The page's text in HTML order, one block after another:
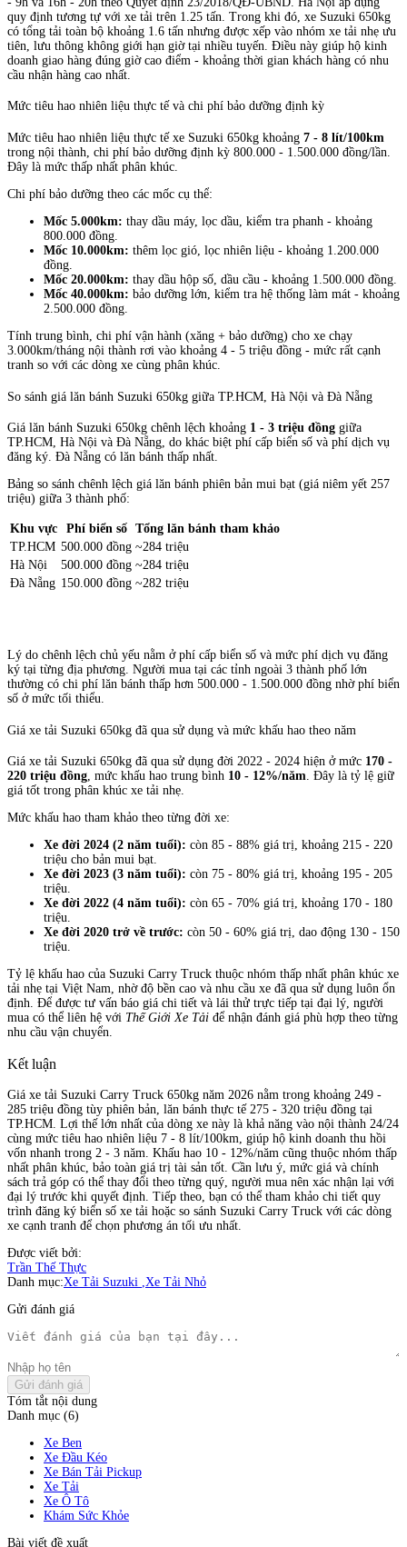
quy định tương tự với xe tải trên 1.25 tấn. Trong khi đó, xe Suzuki 650kg
có tổng tải toàn bộ khoảng 1.6 tấn nhưng được xếp vào nhóm xe tải nhẹ ưu
tiên, lưu thông không giới hạn giờ tại nhiều tuyến. Điều này giúp hộ kinh
doanh giao hàng đúng giờ cao điểm - khoảng thời gian khách hàng có nhu
cầu nhận hàng cao nhất.
Mức tiêu hao nhiên liệu thực tế và chi phí bảo dưỡng định kỳ
Mức tiêu hao nhiên liệu thực tế xe Suzuki 650kg khoảng 7 - 8 lít/100km
trong nội thành, chi phí bảo dưỡng định kỳ 800.000 - 1.500.000 đồng/lần.
Đây là mức thấp nhất phân khúc.
Chi phí bảo dưỡng theo các mốc cụ thể:
Mốc 5.000km: thay dầu máy, lọc dầu, kiểm tra phanh - khoảng
800.000 đồng.
Mốc 10.000km: thêm lọc gió, lọc nhiên liệu - khoảng 1.200.000
đồng.
Mốc 20.000km: thay dầu hộp số, dầu cầu - khoảng 1.500.000 đồng.
Mốc 40.000km: bảo dưỡng lớn, kiểm tra hệ thống làm mát - khoảng
2.500.000 đồng.
Tính trung bình, chi phí vận hành (xăng + bảo dưỡng) cho xe chạy
3.000km/tháng nội thành rơi vào khoảng 4 - 5 triệu đồng - mức rất cạnh
tranh so với các dòng xe cùng phân khúc.
So sánh giá lăn bánh Suzuki 650kg giữa TP.HCM, Hà Nội và Đà Nẵng
Giá lăn bánh Suzuki 650kg chênh lệch khoảng 1 - 3 triệu đồng giữa
TP.HCM, Hà Nội và Đà Nẵng, do khác biệt phí cấp biển số và phí dịch vụ
đăng ký. Đà Nẵng có lăn bánh thấp nhất.
Bảng so sánh chênh lệch giá lăn bánh phiên bản mui bạt (giá niêm yết 257
triệu) giữa 3 thành phố:
Khu vực Phí biển số
Tổng lăn bánh tham khảo
TP.HCM 500.000 đồng ~284 triệu
Hà Nội
500.000 đồng ~284 triệu
Đà Nẵng 150.000 đồng ~282 triệu
Lý do chênh lệch chủ yếu nằm ở phí cấp biển số và mức phí dịch vụ đăng
ký tại từng địa phương. Người mua tại các tỉnh ngoài 3 thành phố lớn
thường có chi phí lăn bánh thấp hơn 500.000 - 1.500.000 đồng nhờ phí biển
số ở mức tối thiểu.
Giá xe tải Suzuki 650kg đã qua sử dụng và mức khấu hao theo năm
Giá xe tải Suzuki 650kg đã qua sử dụng đời 2022 - 2024 hiện ở mức 170 -
220 triệu đồng, mức khấu hao trung bình 10 - 12%/năm. Đây là tỷ lệ giữ
giá tốt trong phân khúc xe tải nhẹ.
Mức khấu hao tham khảo theo từng đời xe:
Xe đời 2024 (2 năm tuổi): còn 85 - 88% giá trị, khoảng 215 - 220
triệu cho bản mui bạt.
Xe đời 2023 (3 năm tuổi): còn 75 - 80% giá trị, khoảng 195 - 205
triệu.
Xe đời 2022 (4 năm tuổi): còn 65 - 70% giá trị, khoảng 170 - 180
triệu.
Xe đời 2020 trở về trước: còn 50 - 60% giá trị, dao động 130 - 150
triệu.
Tỷ lệ khấu hao của Suzuki Carry Truck thuộc nhóm thấp nhất phân khúc xe
tải nhẹ tại Việt Nam, nhờ độ bền cao và nhu cầu xe đã qua sử dụng luôn ổn
định. Để được tư vấn báo giá chi tiết và lái thử trực tiếp tại đại lý, người
mua có thể liên hệ với Thế Giới Xe Tải để nhận đánh giá phù hợp theo từng
nhu cầu vận chuyển.
Kết luận
Giá xe tải Suzuki Carry Truck 650kg năm 2026 nằm trong khoảng 249 -
285 triệu đồng tùy phiên bản, lăn bánh thực tế 275 - 320 triệu đồng tại
TP.HCM. Lợi thế lớn nhất của dòng xe này là khả năng vào nội thành 24/24
cùng mức tiêu hao nhiên liệu 7 - 8 lít/100km, giúp hộ kinh doanh thu hồi
vốn nhanh trong 2 - 3 năm. Khấu hao 10 - 12%/năm cũng thuộc nhóm thấp
nhất phân khúc, bảo toàn giá trị tài sản tốt. Cần lưu ý, mức giá và chính
sách trả góp có thể thay đổi theo từng quý, người mua nên xác nhận lại với
đại lý trước khi quyết định. Tiếp theo, bạn có thể tham khảo chi tiết quy
trình đăng ký biển số xe tải hoặc so sánh Suzuki Carry Truck với các dòng
xe cạnh tranh để chọn phương án tối ưu nhất.
Được viết bởi:
Trần Thế Thực
Danh mục:Xe Tải Suzuki ,Xe Tải Nhỏ
Gửi đánh giá
Gửi đánh giá
Tóm tắt nội dung
Danh mục (6)
Xe Ben
Xe Đầu Kéo
Xe Bán Tải Pickup
Xe Tải
Xe Ô Tô
Khám Sức Khỏe
Bài viết đề xuất